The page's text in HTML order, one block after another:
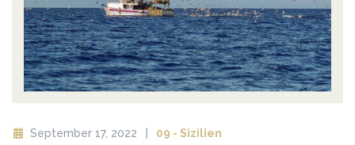
September 17, 2022 09 - Sizilien